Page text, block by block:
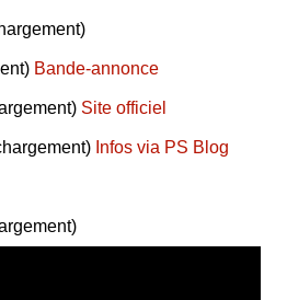
Bande-annonce
Site officiel
Infos via PS Blog